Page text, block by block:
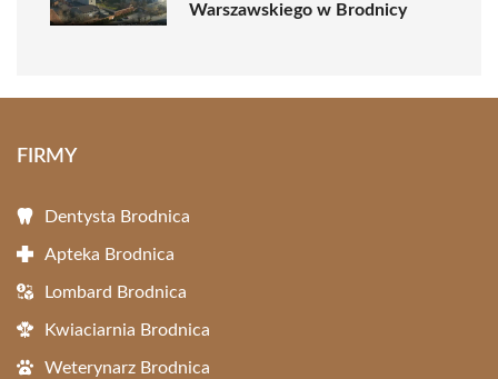
Warszawskiego w Brodnicy
FIRMY
Dentysta Brodnica
Apteka Brodnica
Lombard Brodnica
Kwiaciarnia Brodnica
Weterynarz Brodnica